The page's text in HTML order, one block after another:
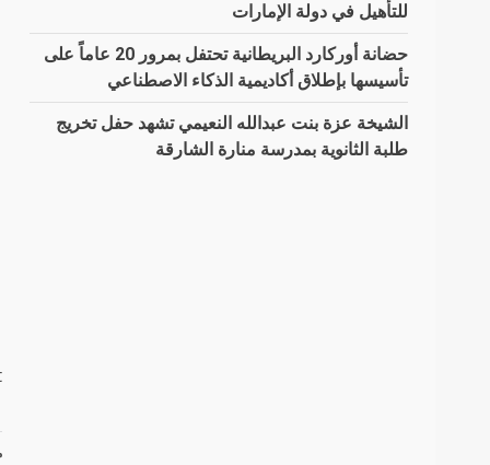
للتأهيل في دولة الإمارات
حضانة أوركارد البريطانية تحتفل بمرور 20 عاماً على
تأسيسها بإطلاق أكاديمية الذكاء الاصطناعي
الشيخة عزة بنت عبدالله النعيمي تشهد حفل تخريج
طلبة الثانوية بمدرسة منارة الشارقة